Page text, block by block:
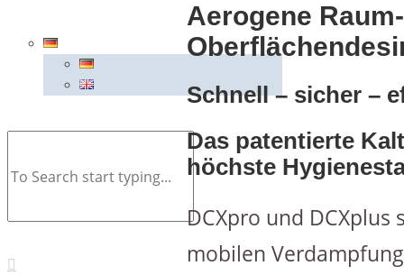
Aerogene
Schnell – sicher –
Das patentierte
höchste
DCXpro und
mobilen